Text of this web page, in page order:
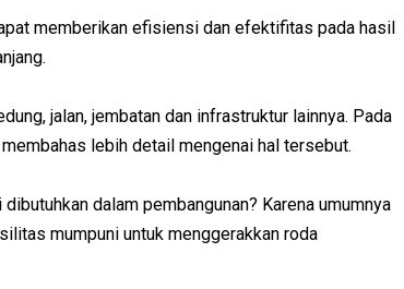
memberikan efisiensi dan efektifitas pada hasil
jalan, jembatan dan infrastruktur lainnya. Pada
lebih detail mengenai hal tersebut.
dalam pembangunan? Karena umumnya
mumpuni untuk menggerakkan roda